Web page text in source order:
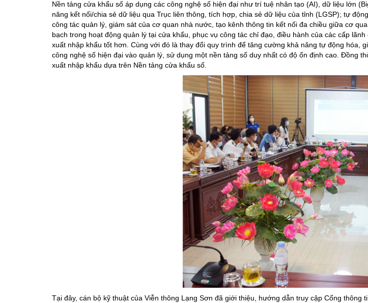
Nền tảng cửa khẩu số áp dụng các công nghệ số hiện đại như trí tuệ nhân tạo (AI), dữ liệu lớn
năng kết nối/chia sẻ dữ liệu qua Trục liên thông, tích hợp, chia sẻ dữ liệu của tỉnh (LGSP); tự
công tác quản lý, giám sát của cơ quan nhà nước, tạo kênh thông tin kết nối đa chiều giữa cơ
bạch trong hoạt động quản lý tại cửa khẩu, phục vụ công tác chỉ đạo, điều hành của các cấp
xuất nhập khẩu tốt hơn. Cùng với đó là thay đổi quy trình để tăng cường khả năng tự động hóa,
công nghệ số hiện đại vào quản lý, sử dụng một nền tảng số duy nhất có độ ổn định cao. Đồng
xuất nhập khẩu dựa trên Nền tảng cửa khẩu số.
Tại đây, cán bộ kỹ thuật của Viễn thông Lạng Sơn đã giới thiệu, hướng dẫn truy cập Cổng